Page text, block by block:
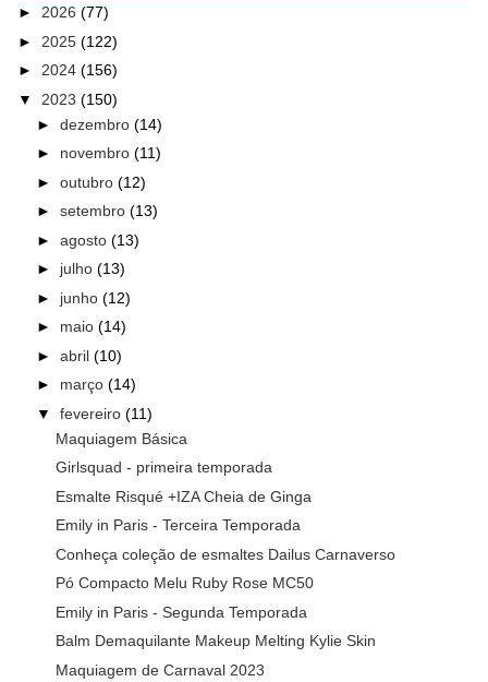
► 2026 (77)
► 2025 (122)
► 2024 (156)
▼ 2023 (150)
► dezembro (14)
► novembro (11)
► outubro (12)
► setembro (13)
► agosto (13)
► julho (13)
► junho (12)
► maio (14)
► abril (10)
► março (14)
▼ fevereiro (11)
Maquiagem Básica
Girlsquad - primeira temporada
Esmalte Risqué +IZA Cheia de Ginga
Emily in Paris - Terceira Temporada
Conheça coleção de esmaltes Dailus Carnaverso
Pó Compacto Melu Ruby Rose MC50
Emily in Paris - Segunda Temporada
Balm Demaquilante Makeup Melting Kylie Skin
Maquiagem de Carnaval 2023